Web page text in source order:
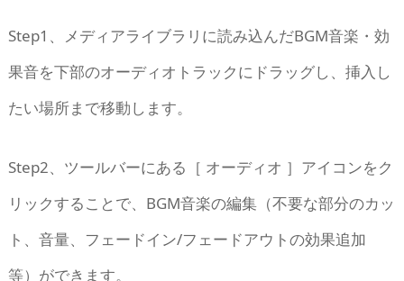
Step1、メディアライブラリに読み込んだBGM音楽・効
果音を下部のオーディオトラックにドラッグし、挿入し
たい場所まで移動します。
Step2、ツールバーにある［ オーディオ ］アイコンをク
リックすることで、BGM音楽の編集（不要な部分のカッ
ト、音量、フェードイン/フェードアウトの効果追加
等）ができます。